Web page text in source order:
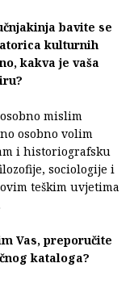
bavite se
kulturnih
kakva je vaša
mislim
osobno volim
i historiografsku
sociologije i
teškim uvjetima
Vas, preporučite
kataloga?